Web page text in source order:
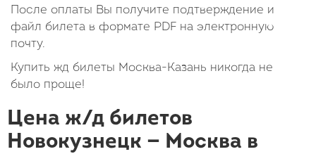
После оплаты Вы получите подтверждение и
файл билета в формате PDF на электронную
почту.
Купить жд билеты Москва-Казань никогда не
было проще!
Цена ж/д билетов
Новокузнецк — Москва в